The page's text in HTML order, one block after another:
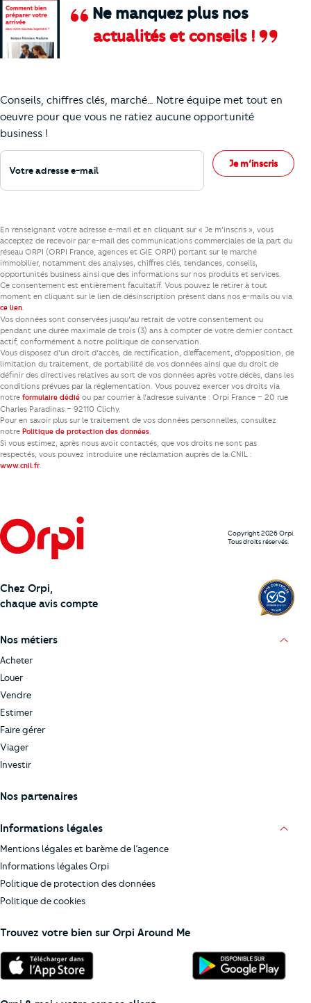
Ne manquez plus nos
actualités et conseils !
Conseils, chiffres clés, marché… Notre équipe met tout en
oeuvre pour que vous ne ratiez aucune opportunité
business !
Votre adresse e-mail
Je m’inscris
En renseignant votre adresse e-mail et en cliquant sur « Je m’inscris », vous
acceptez de recevoir par e-mail des communications commerciales de la part du
réseau ORPI (ORPI France, agences et GIE ORPI) portant sur le marché
immobilier, notamment des analyses, chiffres clés, tendances, conseils,
opportunités business ainsi que des informations sur nos produits et services.
Ce consentement est entièrement facultatif. Vous pouvez le retirer à tout
moment en cliquant sur le lien de désinscription présent dans nos e-mails ou via
ce lien.
Vos données sont conservées jusqu’au retrait de votre consentement ou
pendant une durée maximale de trois (3) ans à compter de votre dernier contact
actif, conformément à notre politique de conservation.
Vous disposez d’un droit d’accès, de rectification, d’effacement, d’opposition, de
limitation du traitement, de portabilité de vos données ainsi que du droit de
définir des directives relatives au sort de vos données après votre décès, dans les
conditions prévues par la réglementation. Vous pouvez exercer vos droits via
notre formulaire dédié ou par courrier à l’adresse suivante : Orpi France – 20 rue
Charles Paradinas – 92110 Clichy.
Pour en savoir plus sur le traitement de vos données personnelles, consultez
notre Politique de protection des données.
Si vous estimez, après nous avoir contactés, que vos droits ne sont pas
respectés, vous pouvez introduire une réclamation auprès de la CNIL :
www.cnil.fr.
Copyright 2026 Orpi.
Tous droits réservés.
Chez Orpi,
chaque avis compte
Nos métiers
Acheter
Louer
Vendre
Estimer
Faire gérer
Viager
Investir
Nos partenaires
Informations légales
Mentions légales et barème de l’agence
Informations légales Orpi
Politique de protection des données
Politique de cookies
Trouvez votre bien sur Orpi Around Me